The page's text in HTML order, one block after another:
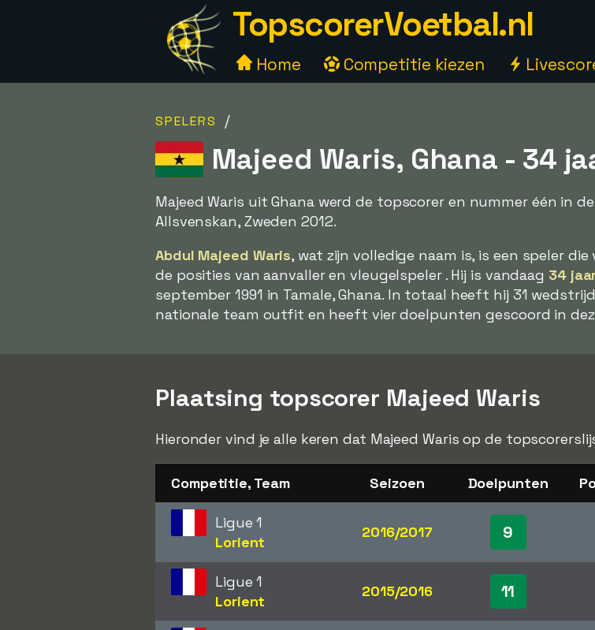
TopscorerVoetbal.nl
Home Competitie kiezen
SPELERS /
Majeed Waris, Ghana - 34
Majeed Waris uit Ghana werd de topscorer en nummer één in
Allsvenskan, Zweden 2012.
Abdul Majeed Waris, wat zijn volledige naam is, is een speler
de posities van aanvaller en vleugelspeler . Hij is vandaag 34
september 1991 in Tamale, Ghana. In totaal heeft hij 31
nationale team outfit en heeft vier doelpunten gescoord in
Plaatsing topscorer Majeed Waris
Hieronder vind je alle keren dat Majeed Waris op de
Competitie, Team Seizoen Doelpunten
Ligue 1
Lorient
2016/2017 9
Ligue 1
Lorient
2015/2016 11